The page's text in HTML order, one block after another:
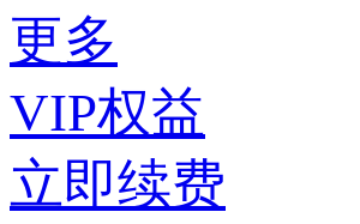
更多
VIP权益
立即续费